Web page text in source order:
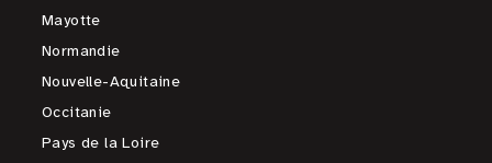
Mayotte
Normandie
Nouvelle-Aquitaine
Occitanie
Pays de la Loire